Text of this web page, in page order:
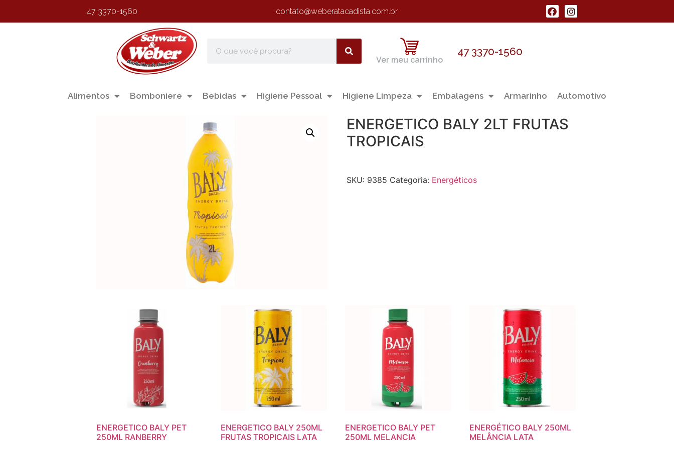
47 3370-1560 contato@weberatacadista.com.br
Ver meu carrinho
47 3370-1560
Alimentos Bomboniere Bebidas Higiene Pessoal Higiene Limpeza Embalagens Armarinho Automotivo
ENERGETICO BALY 2LT FRUTAS
TROPICAIS
SKU: 9385 Categoria: Energéticos
ENERGETICO BALY PET
250ML RANBERRY
ENERGETICO BALY 250ML
FRUTAS TROPICAIS LATA
ENERGETICO BALY PET
250ML MELANCIA
ENERGÉTICO BALY 250ML
MELÂNCIA LATA